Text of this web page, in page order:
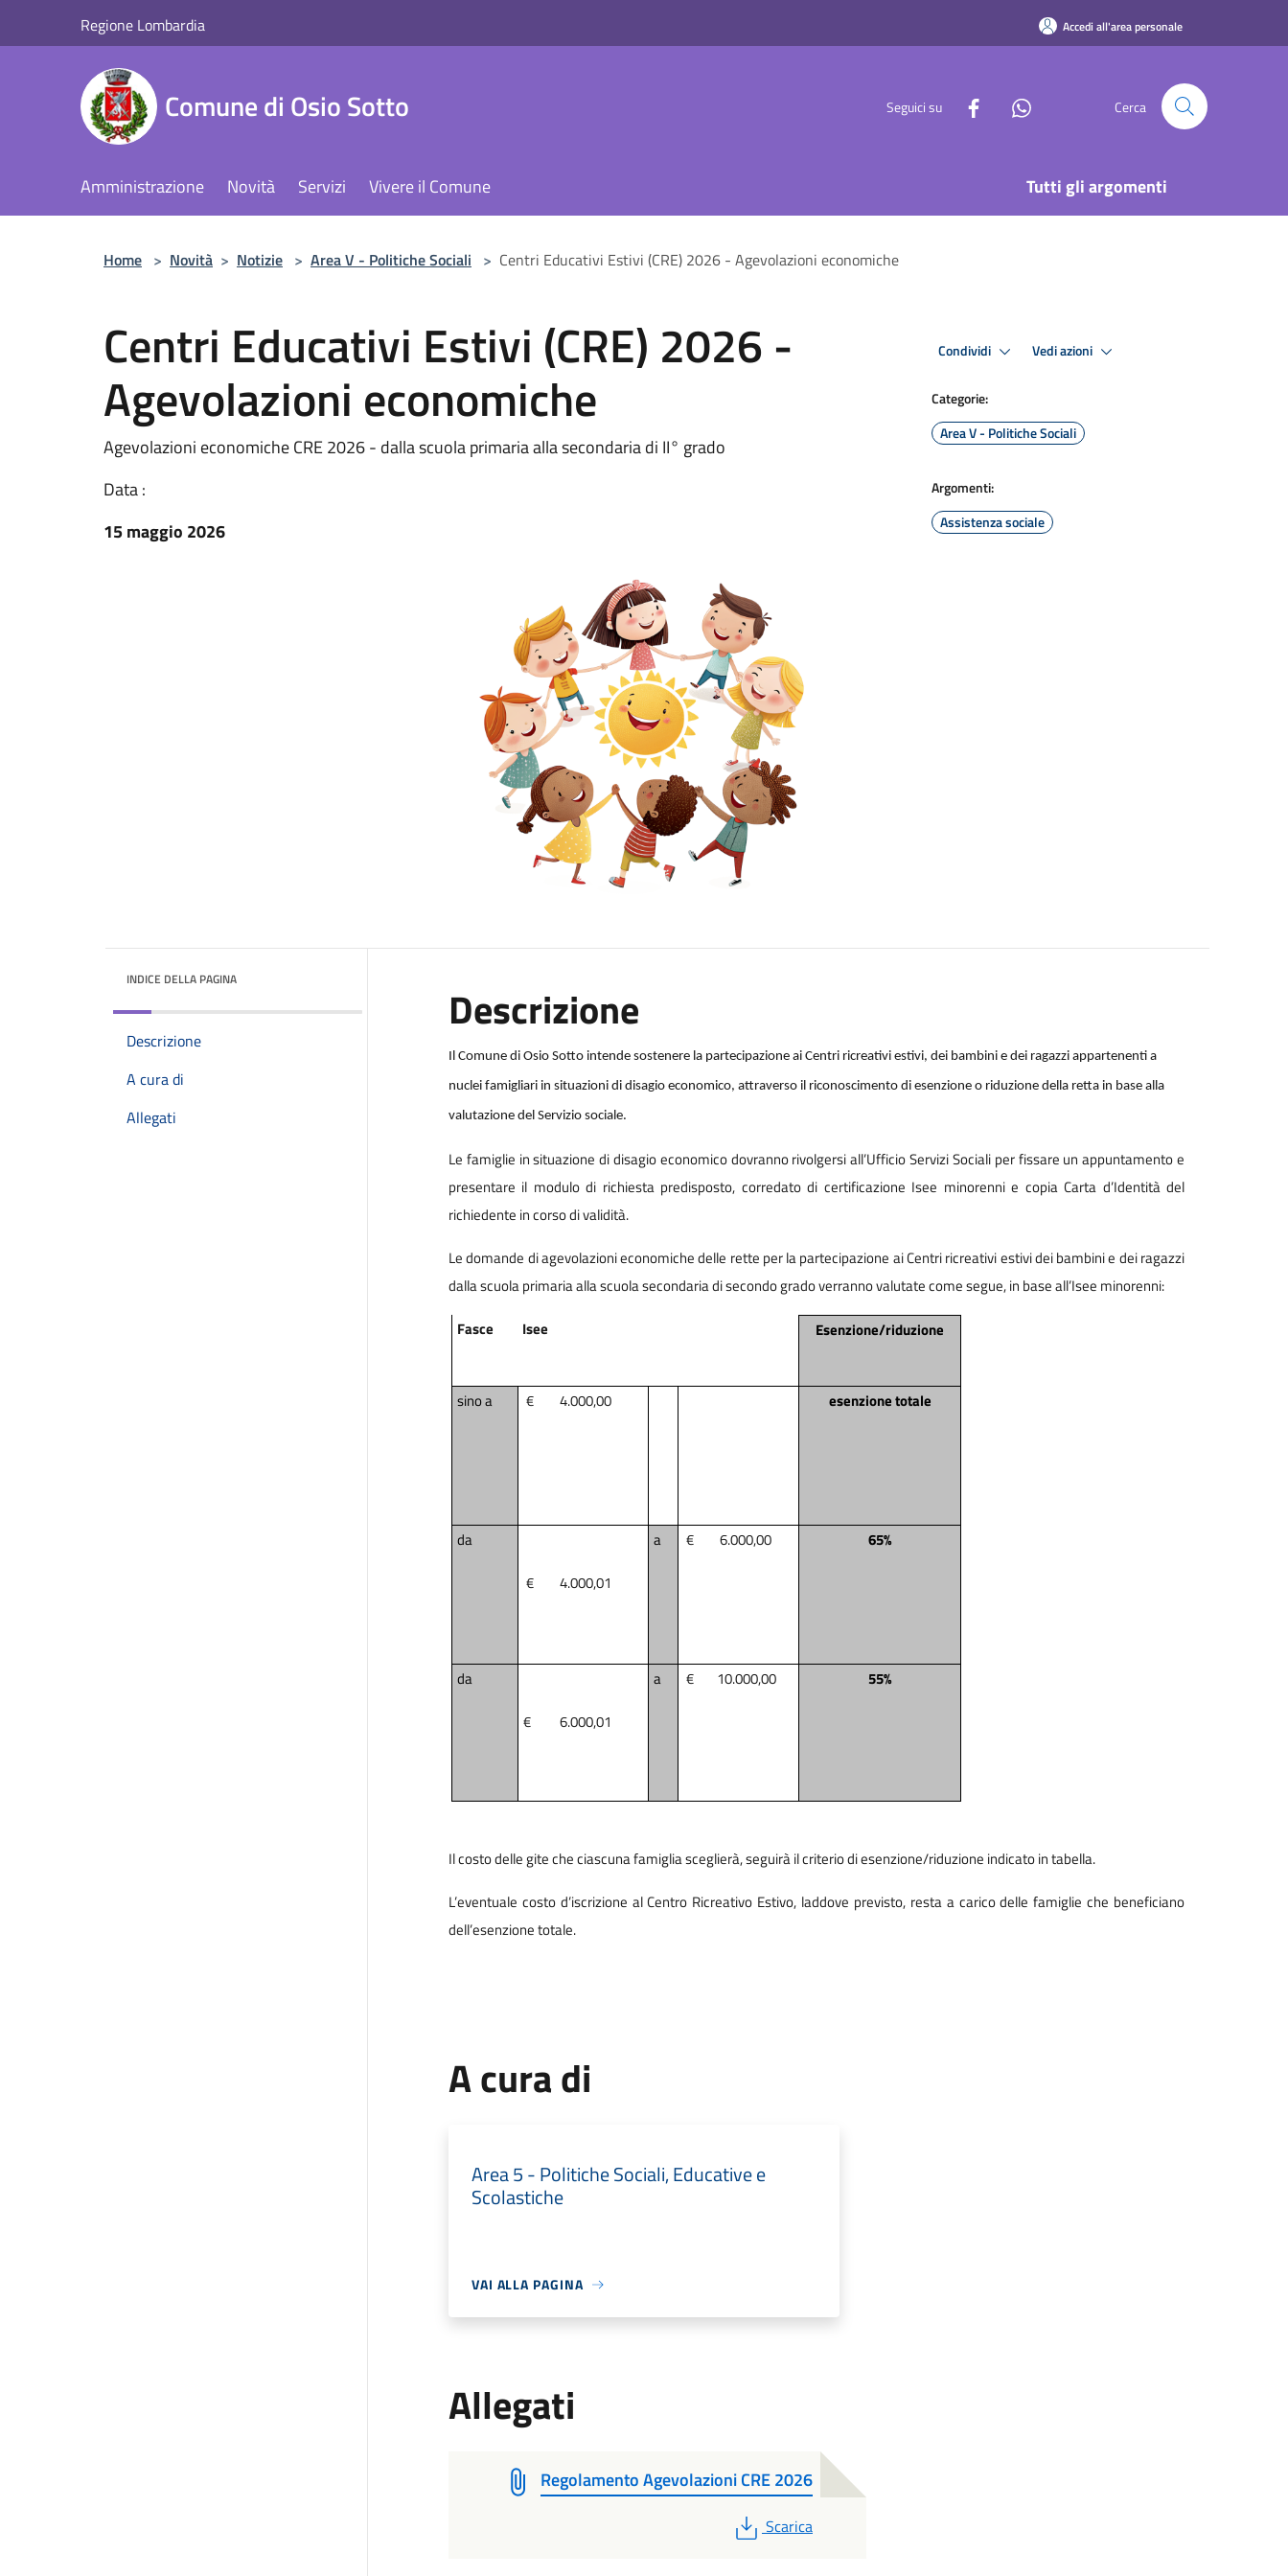
Regione Lombardia Accedi all'area personale
Comune di Osio Sotto Seguici su Cerca
Amministrazione Novità Servizi Vivere il Comune Tutti gli argomenti
Home > Novità > Notizie > Area V - Politiche Sociali > Centri Educativi Estivi (CRE) 2026 - Agevolazioni economiche
Centri Educativi Estivi (CRE) 2026 -
Agevolazioni economiche
Agevolazioni economiche CRE 2026 - dalla scuola primaria alla secondaria di II° grado
Data :
15 maggio 2026
Condividi Vedi azioni
Categorie:
Area V - Politiche Sociali
Argomenti:
Assistenza sociale
INDICE DELLA PAGINA
Descrizione
A cura di
Allegati
Descrizione
Il Comune di Osio Sotto intende sostenere la partecipazione ai Centri ricreativi estivi, dei bambini e dei ragazzi appartenenti a
nuclei famigliari in situazioni di disagio economico, attraverso il riconoscimento di esenzione o riduzione della retta in base alla
valutazione del Servizio sociale.
Le famiglie in situazione di disagio economico dovranno rivolgersi all’Ufficio Servizi Sociali per fissare un appuntamento e
presentare il modulo di richiesta predisposto, corredato di certificazione Isee minorenni e copia Carta d’Identità del
richiedente in corso di validità.
Le domande di agevolazioni economiche delle rette per la partecipazione ai Centri ricreativi estivi dei bambini e dei ragazzi
dalla scuola primaria alla scuola secondaria di secondo grado verranno valutate come segue, in base all’Isee minorenni:
Fasce
Isee Esenzione/riduzione
sino a € 4.000,00 esenzione totale
da
€
4.000,01
a € 6.000,00 65%
da
€
6.000,01
a € 10.000,00 55%
Il costo delle gite che ciascuna famiglia sceglierà, seguirà il criterio di esenzione/riduzione indicato in tabella.
L’eventuale costo d’iscrizione al Centro Ricreativo Estivo, laddove previsto, resta a carico delle famiglie che beneficiano
dell’esenzione totale.
A cura di
Area 5 - Politiche Sociali, Educative e
Scolastiche
VAI ALLA PAGINA
Allegati
Regolamento Agevolazioni CRE 2026
PDF
Scarica